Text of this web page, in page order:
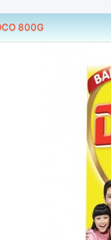
800G